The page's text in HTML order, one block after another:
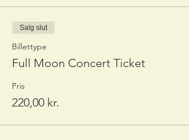
Salg slut
Billettype
Full Moon Concert Ticket
Pris
220,00 kr.